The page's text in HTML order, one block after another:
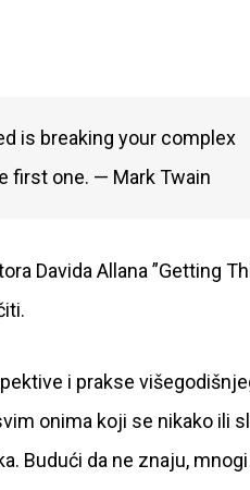
is breaking your complex
first one. — Mark Twain
Davida Allana ”Getting
i prakse
onima koji se nikako ili
Budući da ne znaju,